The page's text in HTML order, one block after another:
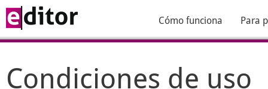
Cómo funciona Para
Condiciones de uso